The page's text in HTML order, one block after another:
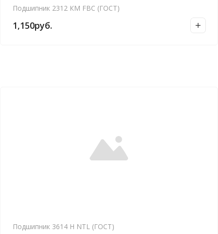
Подшипник 2312 КМ FBC (ГОСТ)
1,150руб.
Подшипник 3614 Н NTL (ГОСТ)